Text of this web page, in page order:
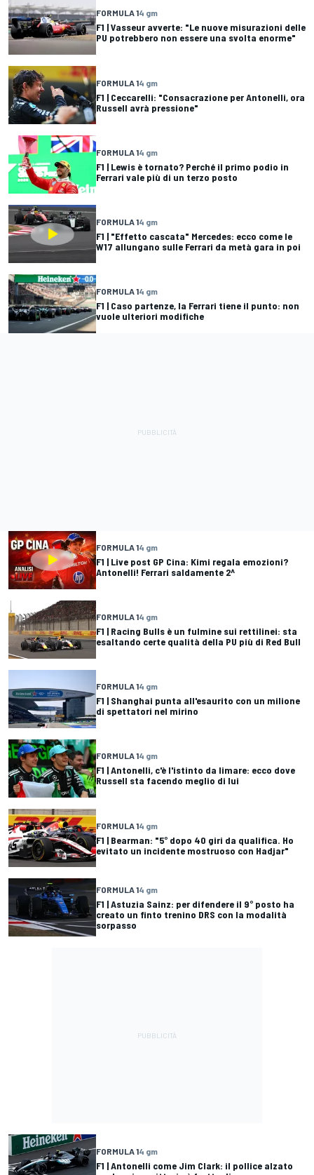
FORMULA 14 gm
F1 | Vasseur avverte: "Le nuove misurazioni delle
PU potrebbero non essere una svolta enorme"
FORMULA 14 gm
F1 | Ceccarelli: "Consacrazione per Antonelli, ora
Russell avrà pressione"
FORMULA 14 gm
F1 | Lewis è tornato? Perché il primo podio in
Ferrari vale più di un terzo posto
FORMULA 14 gm
F1 | "Effetto cascata" Mercedes: ecco come le
W17 allungano sulle Ferrari da metà gara in poi
FORMULA 14 gm
F1 | Caso partenze, la Ferrari tiene il punto: non
vuole ulteriori modifiche
FORMULA 14 gm
F1 | Live post GP Cina: Kimi regala emozioni?
Antonelli! Ferrari saldamente 2^
FORMULA 14 gm
F1 | Racing Bulls è un fulmine sui rettilinei: sta
esaltando certe qualità della PU più di Red Bull
FORMULA 14 gm
F1 | Shanghai punta all'esaurito con un milione
di spettatori nel mirino
FORMULA 14 gm
F1 | Antonelli, c'è l'istinto da limare: ecco dove
Russell sta facendo meglio di lui
FORMULA 14 gm
F1 | Bearman: "5° dopo 40 giri da qualifica. Ho
evitato un incidente mostruoso con Hadjar"
FORMULA 14 gm
F1 | Astuzia Sainz: per difendere il 9° posto ha
creato un finto trenino DRS con la modalità
sorpasso
FORMULA 14 gm
F1 | Antonelli come Jim Clark: il pollice alzato